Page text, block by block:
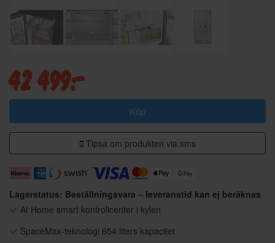
42 499:-
Köp
Tipsa om produkten via sms
Lagerstatus: Beställningsvara – leveranstid kan ej beräknas
AI Home smart kontrollcenter i kylen
SpaceMax-teknologi 654 liters kapacitet